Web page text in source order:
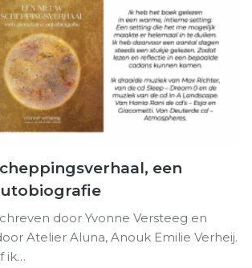
een
door Yvonne Versteeg en
Atelier Aluna, Anouk Emilie Verheij.
ik…